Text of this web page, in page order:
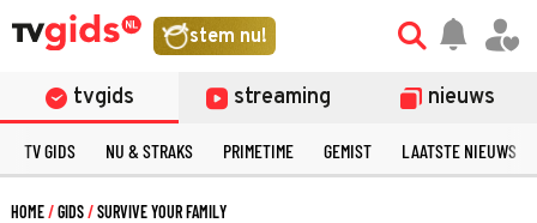
stem nu!
tvgids streaming nieuws
TV GIDS NU & STRAKS PRIMETIME GEMIST LAATSTE NIEUWS
HOME GIDS SURVIVE YOUR FAMILY